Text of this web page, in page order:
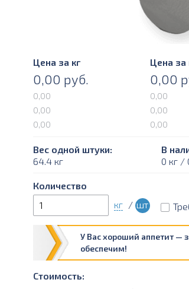
Цена за кг Цена за
0,00 руб. 0,00
0,00
0,00
0,00
0,00
0,00
0,00
Вес одной штуки:
64.4 кг
В
0 кг /
Количество
кг / шт
У Вас хороший аппетит —
обеспечим!
Стоимость: